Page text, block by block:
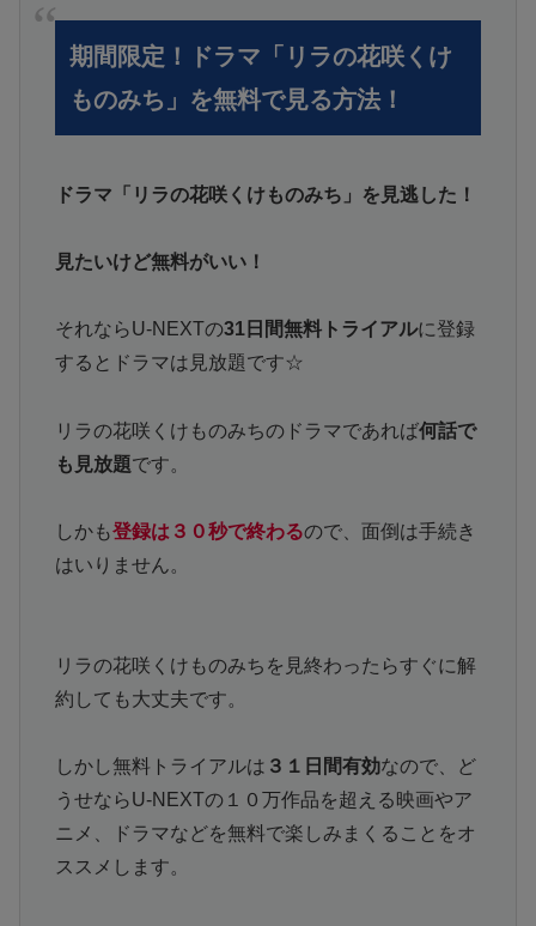
期間限定！ドラマ「リラの花咲くけ
ものみち」を無料で見る方法！
ドラマ「リラの花咲くけものみち」を見逃した！
見たいけど無料がいい！
それならU-NEXTの31日間無料トライアルに登録
するとドラマは見放題です☆
リラの花咲くけものみちのドラマであれば何話で
も見放題です。
しかも登録は３０秒で終わるので、面倒は手続き
はいりません。
リラの花咲くけものみちを見終わったらすぐに解
約しても大丈夫です。
しかし無料トライアルは ３１日間有効なので、ど
うせならU-NEXTの１０万作品を超える映画やア
ニメ、ドラマなどを無料で楽しみまくることをオ
ススメします。